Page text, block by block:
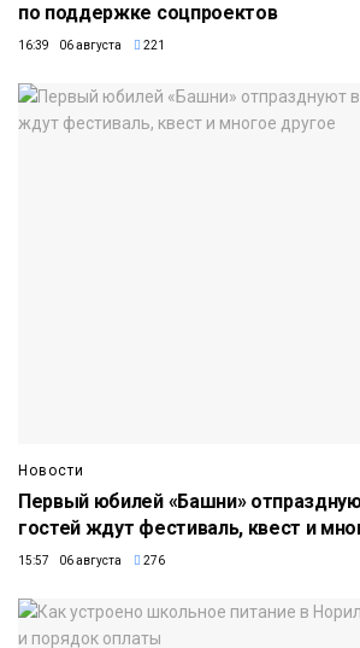
по поддержке соцпроектов
16:39 06 августа 221
Новости
Первый юбилей «Башни»
гостей ждут фестиваль, квест и
15:57 06 августа 276